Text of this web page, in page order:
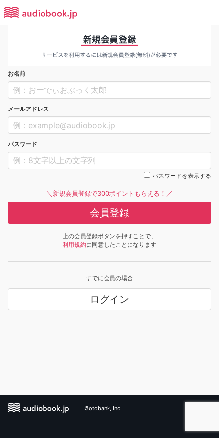
お名前
メールアドレス
パスワード
パスワードを表示する
＼新規会員登録で300ポイントもらえる！／
会員登録
上の会員登録ボタンを押すことで、
利用規約に同意したことになります
すでに会員の場合
ログイン
©otobank, Inc.